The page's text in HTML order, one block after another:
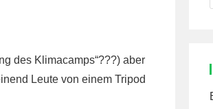
des Klimacamps“???) aber
Leute von einem Tripod